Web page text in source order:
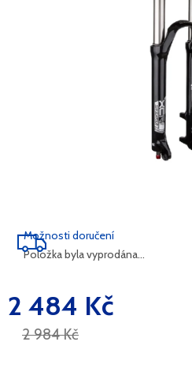
2 984 Kč
2 484 Kč
Měrná
cena:
Možnosti doručení
Položka byla vyprodána…